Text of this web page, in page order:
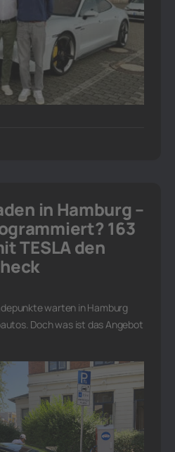
in Hamburg –
163
TESLA den
warten in Hamburg
Doch was ist das Angebot